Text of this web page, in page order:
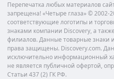
Перепечатка любых материалов
запрещена! «Четыре глаза» © 2002-
соответствующие логотипы и
знаками компании Discovery, а
филиалов. Данные товарные знаки
права защищены. Discovery.com.
исключительно информационный
не является публичной офертой,
Статьи 437 (2) ГК РФ.